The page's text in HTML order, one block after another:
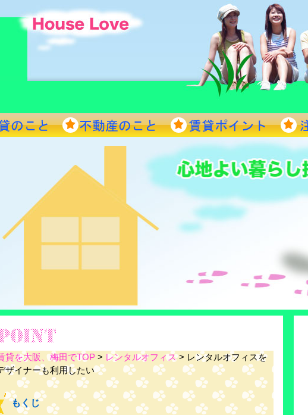
貸を大阪、梅田でTOP > レンタルオフィス> レンタルオフィスを
ザイナーも利用したい
もくじ